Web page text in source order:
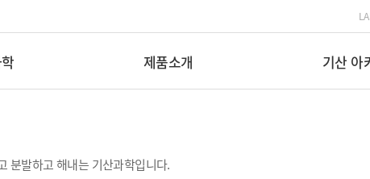
제품소개 기산 아
분발하고 해내는 기산과학입니다.